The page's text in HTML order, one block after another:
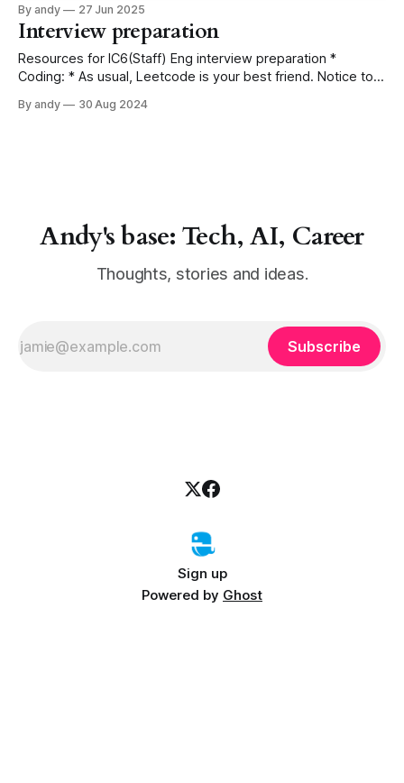
雷：用户的last-name是可以由用户自行修改的。如果他们修
改了，我们的对应关系就乱套了。 * 但是这个id A存错了，应
该存储机构的id，A存成了下属场所的
正在打包的区块每200ms更新一次状态，直到10次更新之后，
正在打包的区块变成一个完整的区块。 如下图，区块A打包
200ms后，用户可以立刻看到区块B的状态0. 再200ms后，可
以看到区块B的状态1，直到区块B的状态9，然后区块B稳定，
开始生成区块C的状态1。 flashblocks的好处是什么呢？它可
以在一个区块完全打包好之前，让用户提前知道自己的交易是
稳定”，“CLEAR法案又是啥”。 作为一个从2024年开始在币圈
边缘讨口子的菜鸟，希望能通过这篇文章给大家一个扫盲。
开天辟地之比特币 2009年，有个叫中本聪的哥们，由于各种
原因，提出了比特币这个概念。比特币当时集合了几种很玄乎
易 * 没有传统的账号密码系统。通过密码学，任何人只要能证
账户全是匿名的，方便搞一些见不得台面的东西。 于是在各
方利益相关推动之下，比特币居然真的成为了共识货币。这里
By andy 27 Jun 2025
Interview preparation
Resources for IC6(Staff) Eng interview preparation *
Coding: * As usual, Leetcode is your best friend. Notice to
medium is sufficient. * ^ time your coding. Companies like
By andy 30 Aug 2024
Andy's base: Tech, AI, Career
Thoughts, stories and ideas.
Subscribe
Sign up
Powered by Ghost